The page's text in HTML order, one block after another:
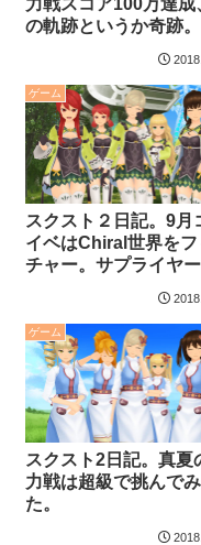
力戦スコア100万達成
の軌跡というか奇跡。
ゲーム
スクスト２日記。9月
イベはChiral世界をフ
チャー。サプライヤ
ゲーム
スクスト2日記。真夏
力戦は超級で挑んでみ
た。